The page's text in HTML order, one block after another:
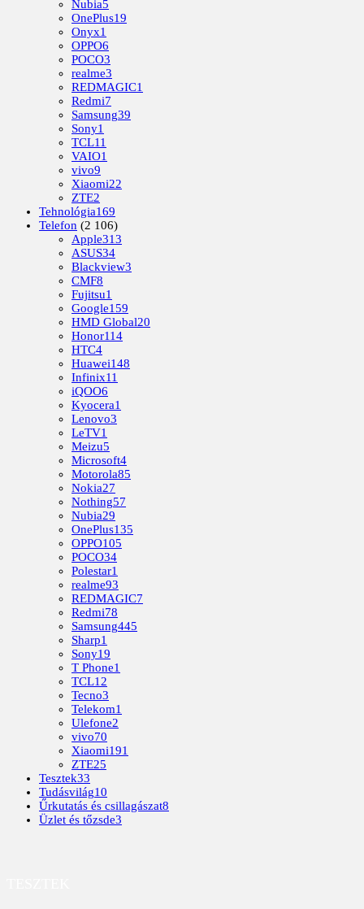
Nubia5
OnePlus19
Onyx1
OPPO6
POCO3
realme3
REDMAGIC1
Redmi7
Samsung39
Sony1
TCL11
VAIO1
vivo9
Xiaomi22
ZTE2
Tehnológia169
Telefon (2 106)
Apple313
ASUS34
Blackview3
CMF8
Fujitsu1
Google159
HMD Global20
Honor114
HTC4
Huawei148
Infinix11
iQOO6
Kyocera1
Lenovo3
LeTV1
Meizu5
Microsoft4
Motorola85
Nokia27
Nothing57
Nubia29
OnePlus135
OPPO105
POCO34
Polestar1
realme93
REDMAGIC7
Redmi78
Samsung445
Sharp1
Sony19
T Phone1
TCL12
Tecno3
Telekom1
Ulefone2
vivo70
Xiaomi191
ZTE25
Tesztek33
Tudásvilág10
Űrkutatás és csillagászat8
Üzlet és tőzsde3